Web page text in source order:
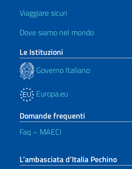
Viaggiare sicuri
Dove siamo nel mondo
Le Istituzioni
Governo Italiano
Europa.eu
Domande frequenti
Faq – MAECI
L’ambasciata d’Italia Pechino